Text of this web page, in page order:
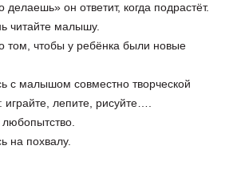
делаешь» он ответит, когда подрастёт.
читайте малышу.
том, чтобы у ребёнка были новые
с малышом совместно творческой
играйте, лепите, рисуйте….
на похвалу.